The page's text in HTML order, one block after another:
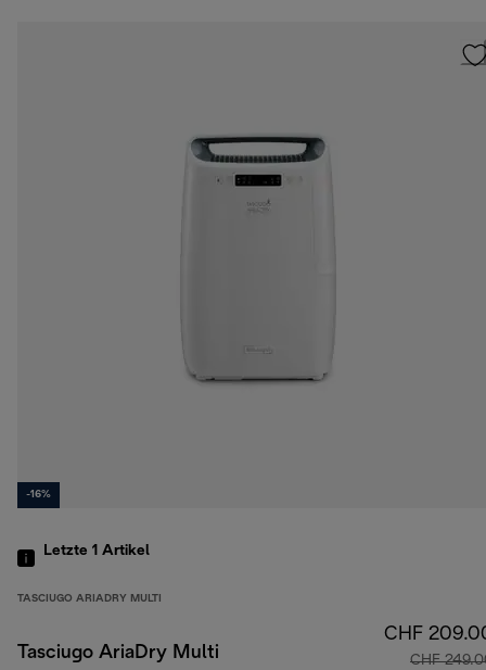
-16%
Letzte 1 Artikel
TASCIUGO ARIADRY MULTI
Tasciugo AriaDry Multi
CHF
CHF